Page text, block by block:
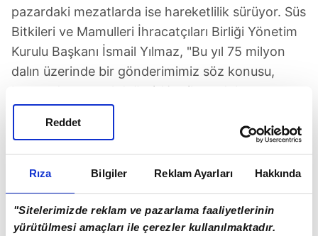
Rıza Bilgiler Reklam Ayarları Hakkında
"Sitelerimizde reklam ve pazarlama faaliyetlerinin
yürütülmesi amaçları ile çerezler kullanılmaktadır.
Reddet
pazardaki mezatlarda ise hareketlilik sürüyor. Süs
Bitkileri ve Mamulleri İhracatçıları Birliği Yönetim
Kurulu Başkanı İsmail Yılmaz, "Bu yıl 75 milyon
dalın üzerinde bir gönderimimiz söz konusu,
bunun da parasal değeri 10 milyon dolar
civarında" diye konuştu.
TAKVİM UYGULAMASINI İNDİRMEK İÇİN